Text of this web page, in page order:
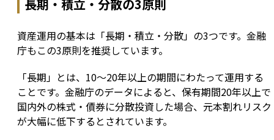
長期・積立・分散の3原則
資産運用の基本は「長期・積立・分散」の3つです。金融
庁もこの3原則を推奨しています。
「長期」とは、10〜20年以上の期間にわたって運用する
ことです。金融庁のデータによると、保有期間20年以上で
国内外の株式・債券に分散投資した場合、元本割れリスク
が大幅に低下するとされています。